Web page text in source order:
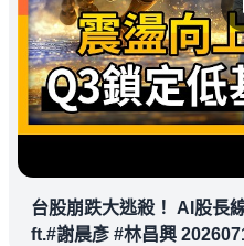
台股崩跌大逃殺！ AI股長
ft.#謝晨彥 #林昌興